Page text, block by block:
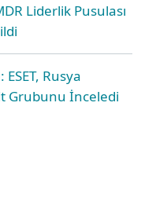
Liderlik Pusulası
Rusya
Grubunu İnceledi